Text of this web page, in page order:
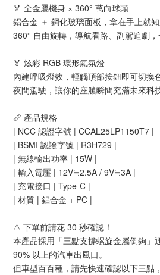
🏅 全金屬機身 × 360° 萬向球頭
鋁合金 ＋ 鋼化玻璃面板，拿在手上就知
360° 自由旋轉，導航看路、副駕追劇，
🏅 炫彩 RGB 環形氣氛燈
內建呼吸燈效，輕觸頂部按鈕即可切換
夜間駕駛，讓你的座艙瞬間充滿未來科
📏 產品規格
| NCC 認證字號 | CCAL25LP1150T7 |
| BSMI 認證字號 | R3H729 |
| 無線輸出功率 | 15W |
| 輸入電壓 | 12V≒2.5A / 9V≒3A |
| 充電接口 | Type-C |
| 材質 | 鋁合金 + PC |
⚠️ 下單前請花 30 秒確認！
本產品採用「三點支撐螺旋金屬倒鉤」
90% 以上的汽車出風口。
但車型百百種，請先快速確認以下三點